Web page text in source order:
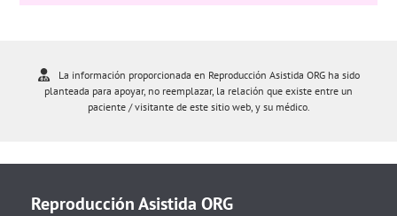
La información proporcionada en Reproducción Asistida ORG ha sido
planteada para apoyar, no reemplazar, la relación que existe entre un
paciente / visitante de este sitio web, y su médico.
Reproducción Asistida ORG